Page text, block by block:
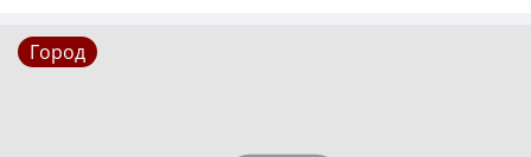
Город